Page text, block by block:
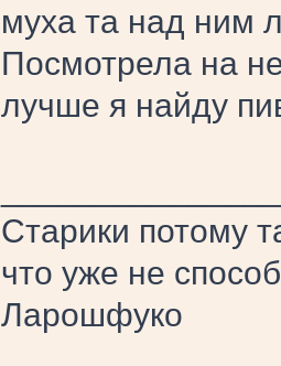
муха та над ним
Посмотрела на
лучше я найду
Старики потому
что уже не
Ларошфуко